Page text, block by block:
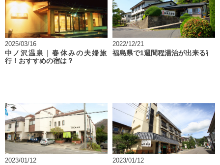
2025/03/16
中ノ沢温泉｜春休みの夫婦旅
行！おすすめの宿は？
2022/12/21
福島県で1週間程湯治が出来る宿
2023/01/12
2023/01/12